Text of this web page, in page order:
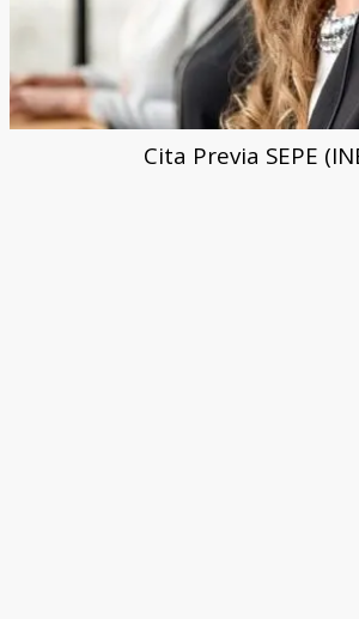
Cita Previa SEPE